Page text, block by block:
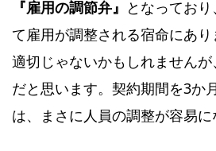
『雇用の調節弁』 となってお
て雇用が調整される宿命にあ
適切じゃないかもしれません
だと思います。契約期間を3か
は、まさに人員の調整が容易に